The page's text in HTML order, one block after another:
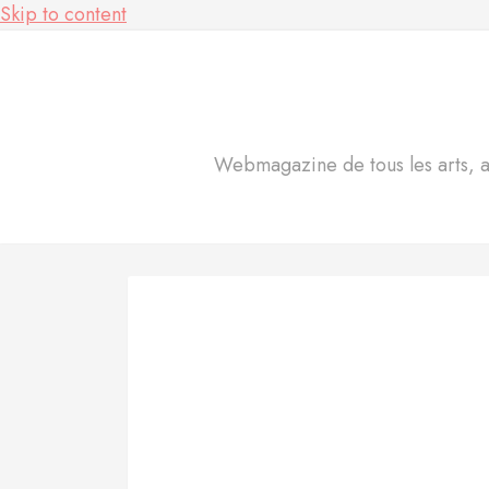
Skip to content
Webmagazine de tous les arts,